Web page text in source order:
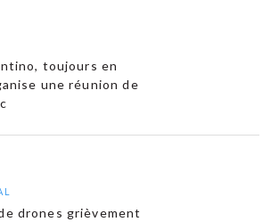
toujours en
une réunion de
drones grièvement